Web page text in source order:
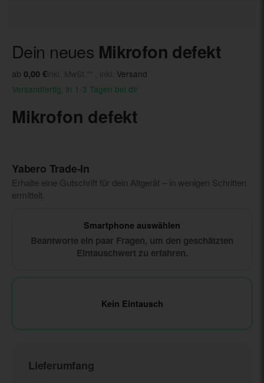
Dein neues Mikrofon defekt
ab 0,00 €inkl. MwSt.** , inkl. Versand
Versandfertig, in 1-3 Tagen bei dir
Mikrofon defekt
Yabero Trade‑In
Erhalte eine Gutschrift für dein Altgerät – in wenigen Schritten
ermittelt.
Smartphone auswählen
Beantworte ein paar Fragen, um den geschätzten
Eintauschwert zu erfahren.
Kein Eintausch
Lieferumfang